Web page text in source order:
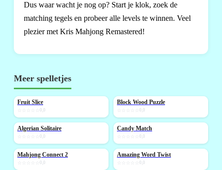
Dus waar wacht je nog op? Start je klok, zoek de
matching tegels en probeer alle levels te winnen. Veel
plezier met Kris Mahjong Remastered!
Meer spelletjes
NIEUW
Fruit Slice
0,0
NIEUW
Block Wood Puzzle
0,0
NIEUW
Algerian Solitaire
0,0
NIEUW
Candy Match
0,0
NIEUW
Mahjong Connect 2
0,0
NIEUW
Amazing Word Twist
0,0